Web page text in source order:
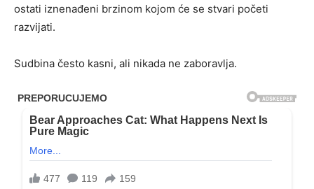
ostati iznenađeni brzinom kojom će se stvari početi
razvijati.
Sudbina često kasni, ali nikada ne zaboravlja.